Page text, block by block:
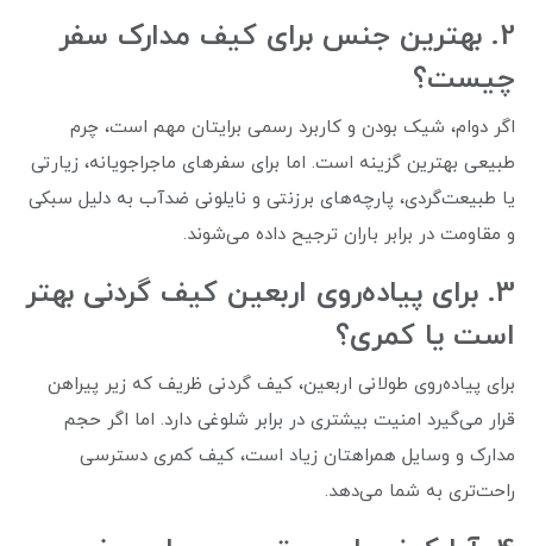
2. بهترین جنس برای کیف مدارک سفر
چیست؟
اگر دوام، شیک بودن و کاربرد رسمی برایتان مهم است، چرم
طبیعی بهترین گزینه است. اما برای سفرهای ماجراجویانه، زیارتی
یا طبیعت‌گردی، پارچه‌های برزنتی و نایلونی ضدآب به دلیل سبکی
و مقاومت در برابر باران ترجیح داده می‌شوند.
3. برای پیاده‌روی اربعین کیف گردنی بهتر
است یا کمری؟
برای پیاده‌روی طولانی اربعین، کیف گردنی ظریف که زیر پیراهن
قرار می‌گیرد امنیت بیشتری در برابر شلوغی دارد. اما اگر حجم
مدارک و وسایل همراهتان زیاد است، کیف کمری دسترسی
راحت‌تری به شما می‌دهد.